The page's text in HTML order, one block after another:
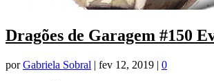
Dragões de Garagem #150
porGabriela Sobral | fev 12, 2019 | 0